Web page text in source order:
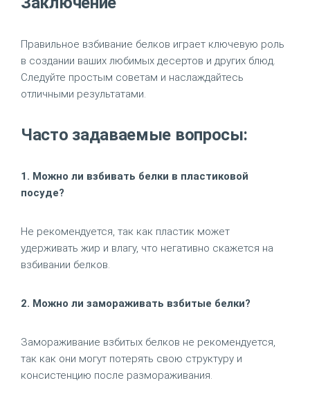
Правильное взбивание белков играет ключевую роль
в создании ваших любимых десертов и других блюд.
Следуйте простым советам и наслаждайтесь
отличными результатами.
Часто задаваемые вопросы:
1. Можно ли взбивать белки в пластиковой
посуде?
Не рекомендуется, так как пластик может
удерживать жир и влагу, что негативно скажется на
взбивании белков.
2. Можно ли замораживать взбитые белки?
Замораживание взбитых белков не рекомендуется,
так как они могут потерять свою структуру и
консистенцию после размораживания.